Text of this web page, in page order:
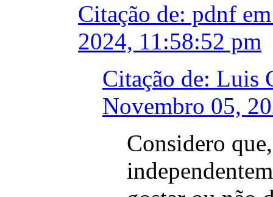
Citação de: pdnf
2024, 11:58:52 pm
Citação de: Luis
Novembro 05,
Considero que,